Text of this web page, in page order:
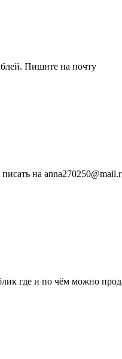
Пишите на почту
на
где и по чём можно